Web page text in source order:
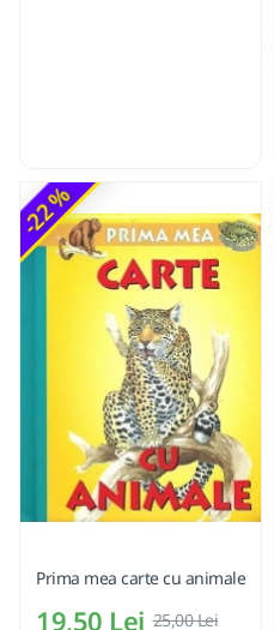
-22 %
Prima mea carte cu animale
19,50 Lei 25,00 Lei